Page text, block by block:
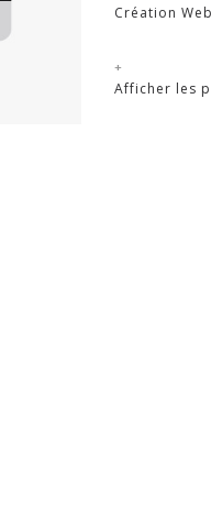
Création
+
Afficher les